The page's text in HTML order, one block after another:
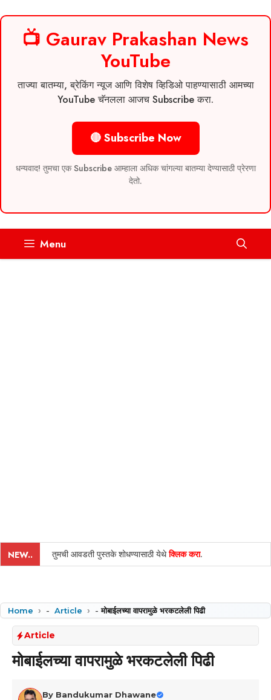
📺 Gaurav Prakashan News
YouTube
ताज्या बातम्या, ब्रेकिंग न्यूज आणि विशेष व्हिडिओ पाहण्यासाठी आमच्या
YouTube चॅनलला आजच Subscribe करा.
🔴 Subscribe Now
धन्यवाद! तुमचा एक Subscribe आम्हाला अधिक चांगल्या बातम्या देण्यासाठी प्रेरणा
देतो.
Menu
NEW.. तुमची आवडती पुस्तके शोधण्यासाठी येथेक्लिक करा.
Home - Article -मोबाईलच्या वापरामुळे भरकटलेली पिढी
Article
मोबाईलच्या वापरामुळे भरकटलेली पिढी
By Bandukumar Dhawane